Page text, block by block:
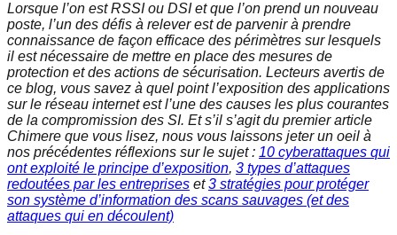
Lorsque l’on est RSSI ou DSI et que l’on prend un nouveau
poste, l’un des défis à relever est de parvenir à prendre
connaissance de façon efficace des périmètres sur lesquels
il est nécessaire de mettre en place des mesures de
protection et des actions de sécurisation. Lecteurs avertis de
ce blog, vous savez à quel point l’exposition des applications
sur le réseau internet est l’une des causes les plus courantes
de la compromission des SI. Et s’il s’agit du premier article
Chimere que vous lisez, nous vous laissons jeter un oeil à
nos précédentes réflexions sur le sujet : 10 cyberattaques qui
ont exploité le principe d’exposition, 3 types d’attaques
redoutées par les entreprises et3 stratégies pour protéger
son système d’information des scans sauvages (et des
attaques qui en découlent)